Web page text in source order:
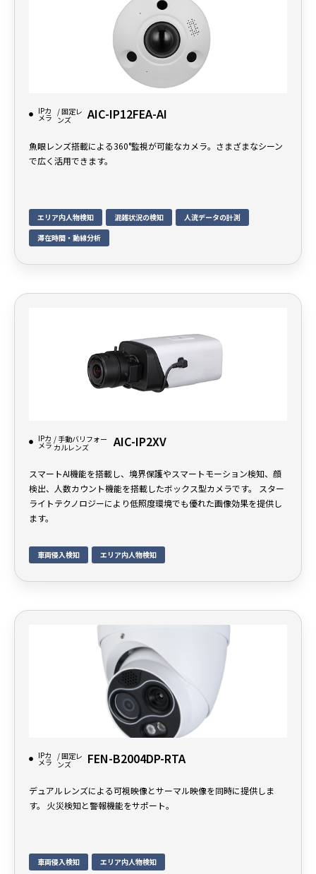
IPカ
メラ
/ 固定レ
ンズ
AIC-IP12FEA-AI
魚眼レンズ搭載による360°監視が可能なカメラ。さまざまなシーン
で広く活用できます。
エリア内人物検知 混雑状況の検知
人流データの計測
滞在時間・動線分析
IPカ
メラ
/ 手動バリフォー
カルレンズ
AIC-IP2XV
スマートAI機能を搭載し、境界保護やスマートモーション検知、顔
検出、人数カウント機能を搭載したボックス型カメラです。 スター
ライトテクノロジーにより低照度環境でも優れた画像効果を提供し
ます。
車両侵入検知 エリア内人物検知
IPカ
メラ
/ 固定レ
ンズ
FEN-B2004DP-RTA
デュアルレンズによる可視映像とサーマル映像を同時に提供しま
す。 火災検知と警報機能をサポート。
車両侵入検知 エリア内人物検知